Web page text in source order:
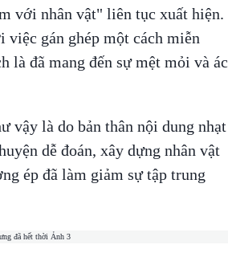
với nhân vật" liên tục xuất hiện.
gán ghép một cách miễn
là đã mang đến sự mệt mỏi và ác
vậy là do bản thân nội dung nhạt
dễ đoán, xây dựng nhân vật
ép đã làm giảm sự tập trung